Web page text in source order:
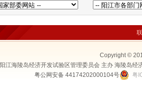
Copyright ©
阳江海陵岛经济开发试验区管理委员会 主办 海陵岛
粤公网安备 44174202000104号
粤